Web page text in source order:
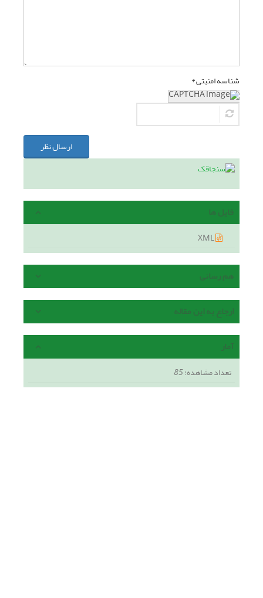
شناسه امنیتی *
ارسال نظر
فایل ها
هم رسانی
ارجاع به این مقاله
آمار
تعداد مشاهده:85